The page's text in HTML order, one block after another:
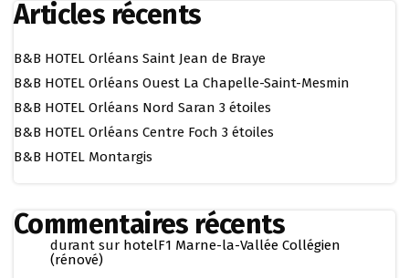
Articles récents
B&B HOTEL Orléans Saint Jean de Braye
B&B HOTEL Orléans Ouest La Chapelle-Saint-Mesmin
B&B HOTEL Orléans Nord Saran 3 étoiles
B&B HOTEL Orléans Centre Foch 3 étoiles
B&B HOTEL Montargis
Commentaires récents
durant sur hotelF1 Marne-la-Vallée Collégien
(rénové)